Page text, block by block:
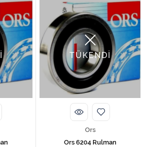
Musluk
Rezistanslar
Soğutma Sistemleri
Şofben ve Termosifon
TÜKENDİ
Ors
Ors 6204 Rulman